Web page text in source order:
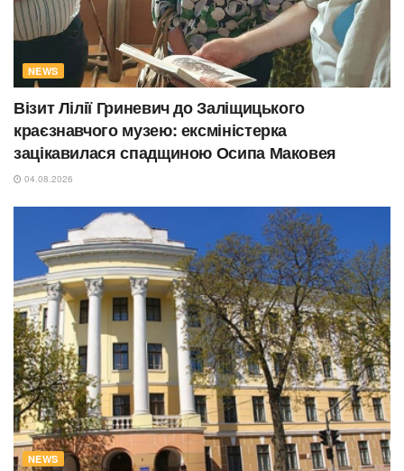
NEWS
Візит Лілії Гриневич до Заліщицького
краєзнавчого музею: ексміністерка
зацікавилася спадщиною Осипа Маковея
04.08.2026
NEWS